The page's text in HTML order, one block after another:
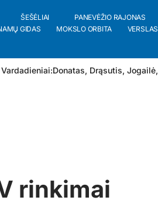
ŠEŠĖLIAI PANEVĖŽIO RAJONAS
GIDAS MOKSLO ORBITA VERSLAS
Vardadieniai:Donatas, Drąsutis, Jogailė,
rinkimai